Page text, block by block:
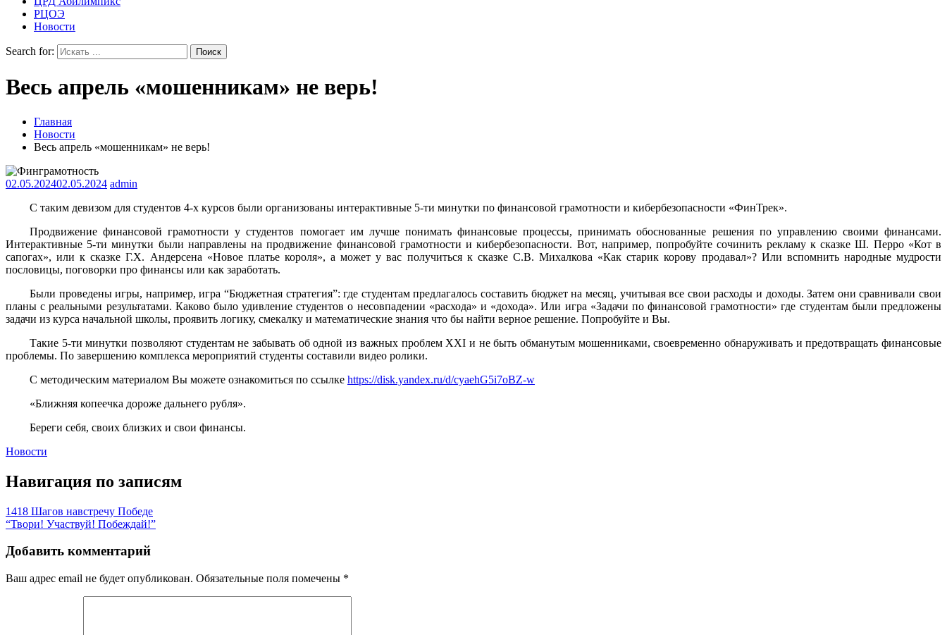
РЦОЭ
Новости
Search for:
Весь апрель «мошенникам» не верь!
Главная
Новости
Весь апрель «мошенникам» не верь!
02.05.202402.05.2024 admin
С таким девизом для студентов 4-х курсов были организованы интерактивные 5-ти минутки по финансовой грамотности и кибербезопасности «ФинТрек».
Продвижение финансовой грамотности у студентов помогает им лучше понимать финансовые процессы, принимать обоснованные решения по управлению своими финансами.
Интерактивные 5-ти минутки были направлены на продвижение финансовой грамотности и кибербезопасности. Вот, например, попробуйте сочинить рекламу к сказке Ш. Перро «Кот в
сапогах», или к сказке Г.Х. Андерсена «Новое платье короля», а может у вас получиться к сказке С.В. Михалкова «Как старик корову продавал»? Или вспомнить народные мудрости
пословицы, поговорки про финансы или как заработать.
Были проведены игры, например, игра “Бюджетная стратегия”: где студентам предлагалось составить бюджет на месяц, учитывая все свои расходы и доходы. Затем они сравнивали свои
планы с реальными результатами. Каково было удивление студентов о несовпадении «расхода» и «дохода». Или игра «Задачи по финансовой грамотности» где студентам были предложены
задачи из курса начальной школы, проявить логику, смекалку и математические знания что бы найти верное решение. Попробуйте и Вы.
Такие 5-ти минутки позволяют студентам не забывать об одной из важных проблем XXI и не быть обманутым мошенниками, своевременно обнаруживать и предотвращать финансовые
проблемы. По завершению комплекса мероприятий студенты составили видео ролики.
С методическим материалом Вы можете ознакомиться по ссылкеhttps://disk.yandex.ru/d/cyaehG5i7oBZ-w
«Ближняя копеечка дороже дальнего рубля».
Береги себя, своих близких и свои финансы.
Новости
Навигация по записям
1418 Шагов навстречу Победе
“Твори! Участвуй! Побеждай!”
Добавить комментарий
Ваш адрес email не будет опубликован. Обязательные поля помечены *